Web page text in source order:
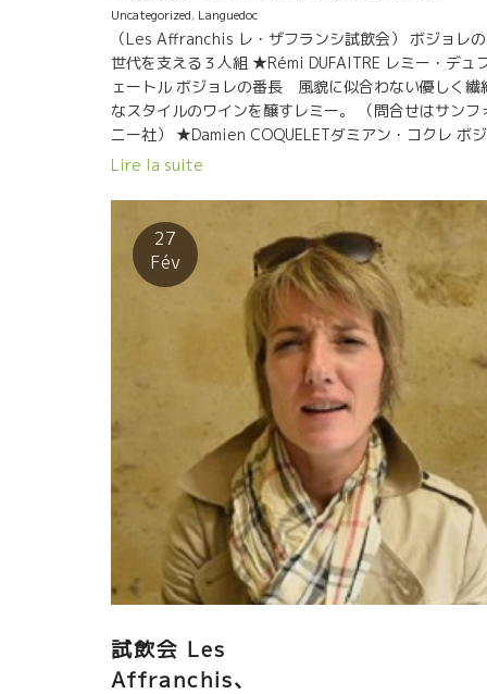
Uncategorized, Languedoc
（Les Affranchis レ・ザフランシ試飲会） ボジョレ
世代を支える３人組 ★Rémi DUFAITRE レミー・デュ
ェートル ボジョレの番長 風貌に似合わない優しく繊
なスタイルのワインを醸すレミー。 （問合せはサンフ
ニー社） ★Damien COQUELETダミアン・コクレ ボ
レの暴れん坊ダミアン、ボジョレの重鎮ジョルジュ・デ
ジェ仕込みの果実味と酸の凹凸がクッキリしたスタイ
のガメを醸す。 （問合せは日酒販） ★Keke
DESCOMBESケケ・デコンブ デコンブ・ファミリーの継
承者の一人。今は独自の蔵を設立して、体もお父さんに
似てきたケケことケビン。心やさしい性格でお兄さん格
のダミアンと共にボジョレの一角を守るケケ。 ブルゴー
ニュのフレデリック・コサールに愛されている。 （問合
せはヴァンクール社）
Lire la suite
27
Fév
試飲会 Les
Affranchis、